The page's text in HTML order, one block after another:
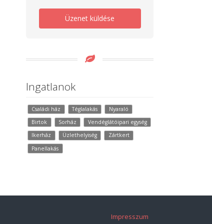
Üzenet küldése
Ingatlanok
Családi ház Téglalakás
Nyaraló
Birtok
Sorház
Vendéglátóipari egység
Ikerház
Üzlethelyiség
Zártkert
Panellakás
Impresszum